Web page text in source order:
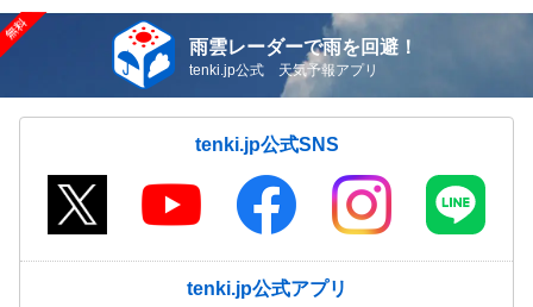
雨雲レーダーで雨を回避！
tenki.jp公式 天気予報アプリ
tenki.jp公式SNS
tenki.jp公式アプリ